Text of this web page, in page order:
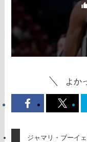
よか
ジャマリ・ブーイ